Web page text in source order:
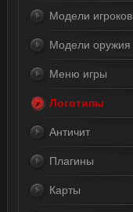
Модели игроков
Модели оружия
Меню игры
Логотипы
Античит
Плагины
Карты